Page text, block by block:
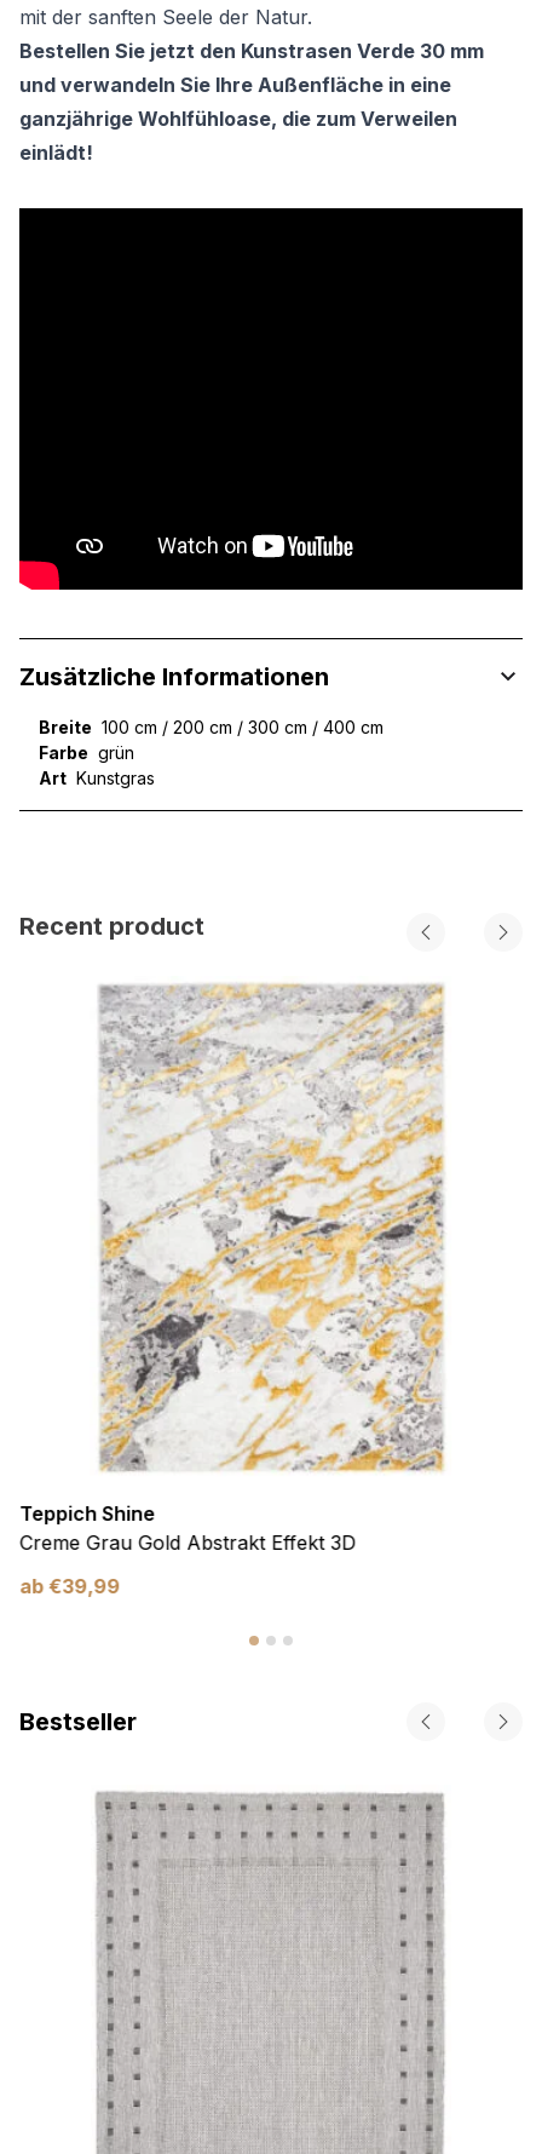
mit der sanften Seele der Natur.
Bestellen Sie jetzt den Kunstrasen Verde 30 mm
und verwandeln Sie Ihre Außenfläche in eine
ganzjährige Wohlfühloase, die zum Verweilen
einlädt!
Zusätzliche Informationen
Breite 100 cm / 200 cm / 300 cm / 400 cm
Farbe grün
Art Kunstgras
Recent product
Teppich Shine
Creme Grau Gold Abstrakt Effekt 3D
ab €39,99
Bestseller